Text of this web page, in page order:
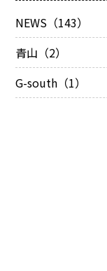
NEWS（143）
青山（2）
G-south（1）